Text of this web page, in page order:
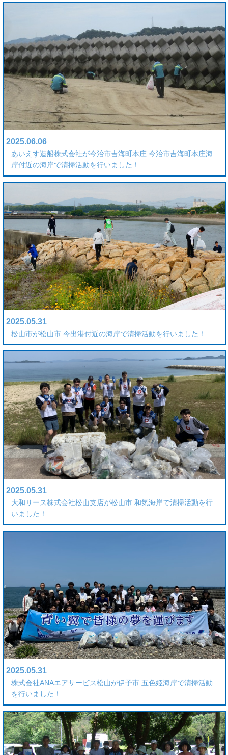
2025.06.06
あいえす造船株式会社が今治市吉海町本庄 今治市吉海町本庄海
岸付近の海岸で清掃活動を行いました！
2025.05.31
松山市が松山市 今出港付近の海岸で清掃活動を行いました！
2025.05.31
大和リース株式会社松山支店が松山市 和気海岸で清掃活動を行
いました！
2025.05.31
株式会社ANAエアサービス松山が伊予市 五色姫海岸で清掃活動
を行いました！